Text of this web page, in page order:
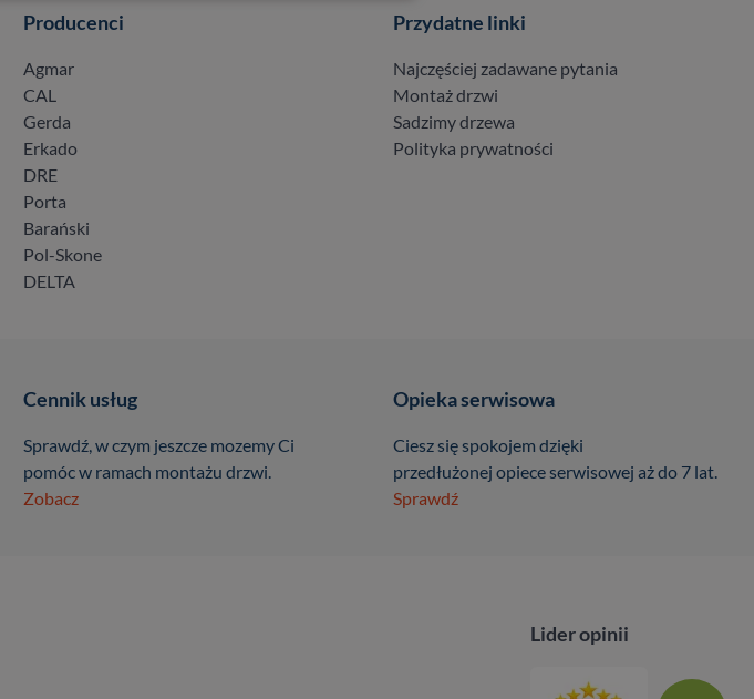
Producenci
Agmar
CAL
Gerda
Erkado
DRE
Porta
Barański
Pol-Skone
DELTA
Przydatne linki
Najczęściej zadawane pytania
Montaż drzwi
Sadzimy drzewa
Polityka prywatności
Cennik usług
Sprawdź, w czym jeszcze mozemy Ci
pomóc w ramach montażu drzwi.
Zobacz
Opieka serwisowa
Ciesz się spokojem dzięki
przedłużonej opiece serwisowej aż do 7 lat.
Sprawdź
Lider opinii